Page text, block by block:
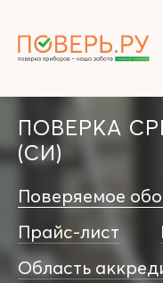
ПОВЕРКА
(СИ)
Поверяемое
Прайс-лист
Область